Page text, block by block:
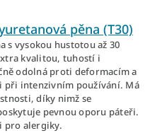
pěna (T30)
s vysokou hustotou až 30
kvalitou, tuhostí i
odolná proti deformacím a
při intenzivním používání. Má
díky nimž se
pevnou oporu páteři.
pro alergiky.